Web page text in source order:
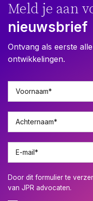
Meld je aan
nieuwsbrief
Ontvang als eerste
ontwikkelingen.
Voornaam*
Achternaam*
E-mail*
Door dit formulier te
van JPR advocaten.